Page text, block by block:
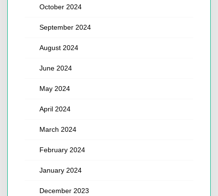
October 2024
September 2024
August 2024
June 2024
May 2024
April 2024
March 2024
February 2024
January 2024
December 2023